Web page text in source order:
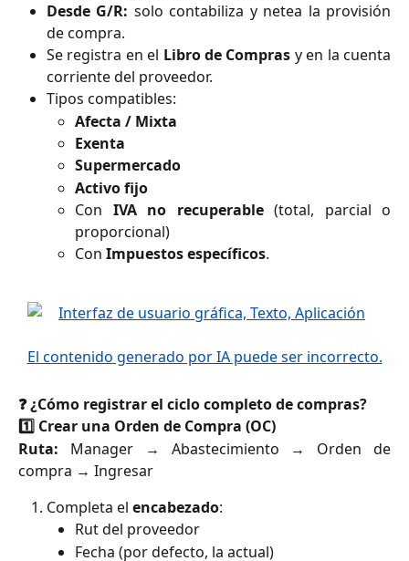
Desde G/R: solo contabiliza y netea la provisión
de compra.
Se registra en el Libro de Compras y en la cuenta
corriente del proveedor.
Tipos compatibles:
Afecta / Mixta
Exenta
Supermercado
Activo fijo
Con IVA no recuperable(total, parcial o
proporcional)
Con Impuestos específicos.
❓ ¿Cómo registrar el ciclo completo de compras?
1️⃣ Crear una Orden de Compra (OC)
Ruta: Manager → Abastecimiento → Orden de
compra → Ingresar
Completa el encabezado:
Rut del proveedor
Fecha (por defecto, la actual)